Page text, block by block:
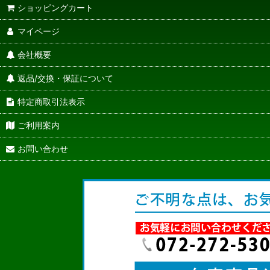
ショッピングカート
マイページ
会社概要
返品/交換・保証について
特定商取引法表示
ご利用案内
お問い合わせ